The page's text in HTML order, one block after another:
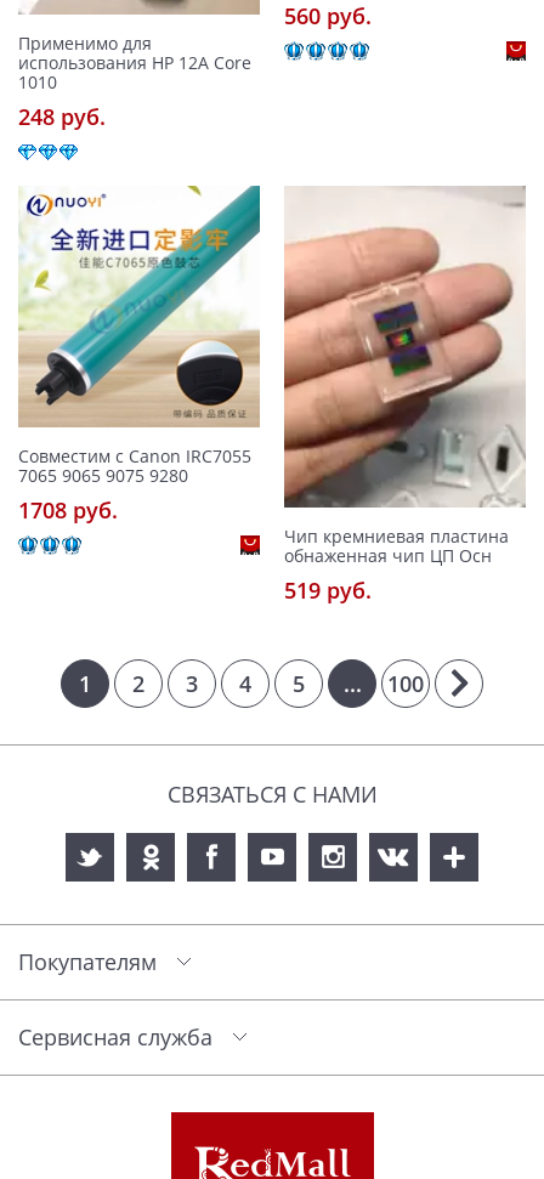
Применимо для
использования HP 12A Core
1010
248 pуб.
560 pуб.
Совместим с Canon IRC7055
7065 9065 9075 9280
1708 pуб.
Чип кремниевая пластина
обнаженная чип ЦП Осн
519 pуб.
1 2 3 4 5 ... 100
СВЯЗАТЬСЯ С НАМИ
Покупателям
Сервисная служба